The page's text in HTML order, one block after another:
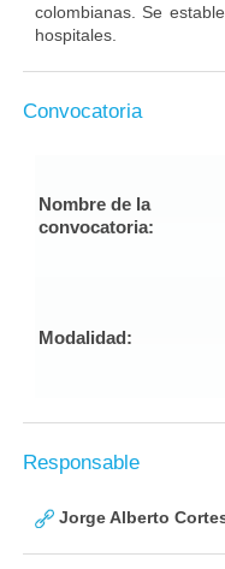
colombianas. Se
hospitales.
Convocatoria
Nombre de la
convocatoria:
Modalidad:
Responsable
Jorge Alberto